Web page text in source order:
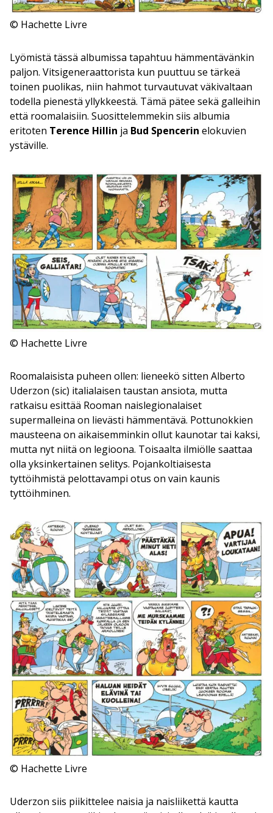
© Hachette Livre
Lyömistä tässä albumissa tapahtuu hämmentävänkin
paljon. Vitsigeneraattorista kun puuttuu se tärkeä
toinen puolikas, niin hahmot turvautuvat väkivaltaan
todella pienestä yllykkeestä. Tämä pätee sekä galleihin
että roomalaisiin. Suosittelemmekin siis albumia
eritoten Terence Hillin ja Bud Spencerin elokuvien
ystäville.
© Hachette Livre
Roomalaisista puheen ollen: lieneekö sitten Alberto
Uderzon (sic) italialaisen taustan ansiota, mutta
ratkaisu esittää Rooman naislegionalaiset
supermalleina on lievästi hämmentävä. Pottunokkien
mausteena on aikaisemminkin ollut kaunotar tai kaksi,
mutta nyt niitä on legioona. Toisaalta ilmiölle saattaa
olla yksinkertainen selitys. Pojankoltiaisesta
tyttöihmistä pelottavampi otus on vain kaunis
tyttöihminen.
© Hachette Livre
Uderzon siis piikittelee naisia ja naisliikettä kautta